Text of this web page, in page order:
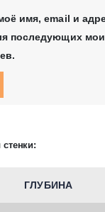
имя, email и
последующих
ГЛУБИНА